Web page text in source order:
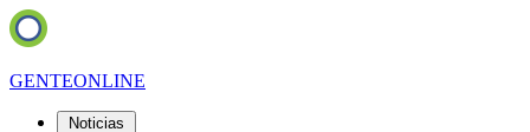
GENTEONLINE
Noticias